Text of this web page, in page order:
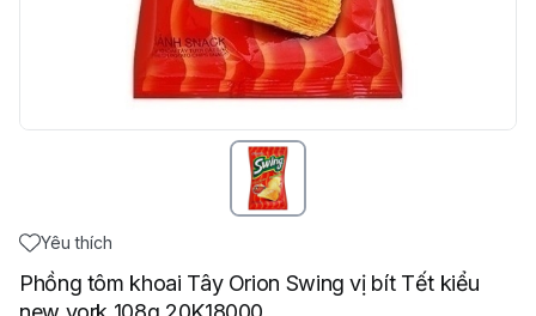
Yêu thích
Phồng tôm khoai Tây Orion Swing vị bít Tết kiểu